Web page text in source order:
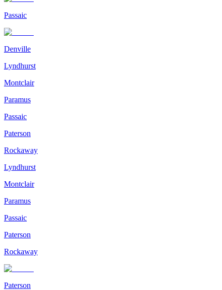
Passaic
Denville
Lyndhurst
Montclair
Paramus
Passaic
Paterson
Rockaway
Lyndhurst
Montclair
Paramus
Passaic
Paterson
Rockaway
Paterson